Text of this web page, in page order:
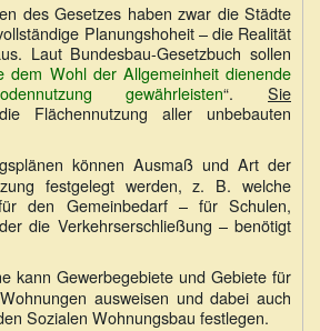
des Gesetzes haben zwar die Städte
Planungshoheit – die Realität
Laut Bundesbau-Gesetzbuch sollen
dem Wohl der Allgemeinheit dienende
gewährleisten“.Sie
Flächennutzung aller unbebauten
können Ausmaß und Art der
festgelegt werden, z. B. welche
den Gemeinbedarf – für Schulen,
die Verkehrserschließung – benötigt
kann Gewerbegebiete und Gebiete für
ausweisen und dabei auch
Sozialen Wohnungsbau festlegen.